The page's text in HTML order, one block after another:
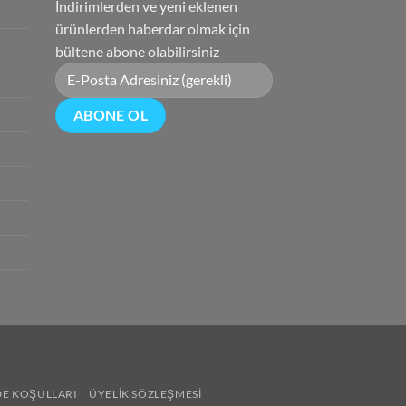
İndirimlerden ve yeni eklenen
ürünlerden haberdar olmak için
bültene abone olabilirsiniz
KOŞULLARI
ÜYELIK SÖZLEŞMESI